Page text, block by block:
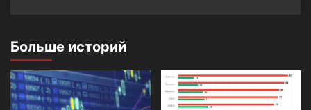
Больше историй